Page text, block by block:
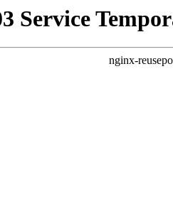
Service
nginx-